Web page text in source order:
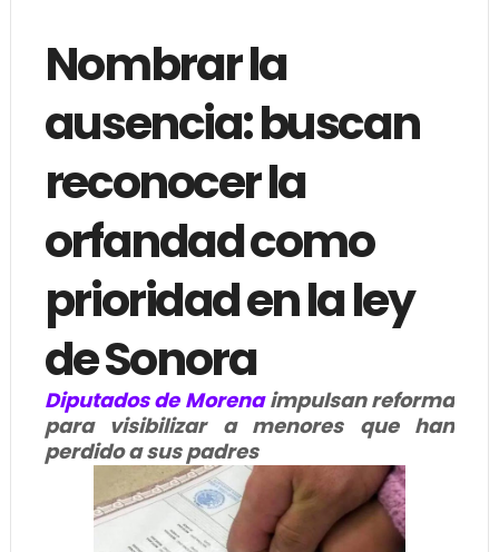
Nombrar la
ausencia: buscan
reconocer la
orfandad como
prioridad en la ley
de Sonora
Diputados de Morenaimpulsan reforma
para visibilizar a menores que han
perdido a sus padres